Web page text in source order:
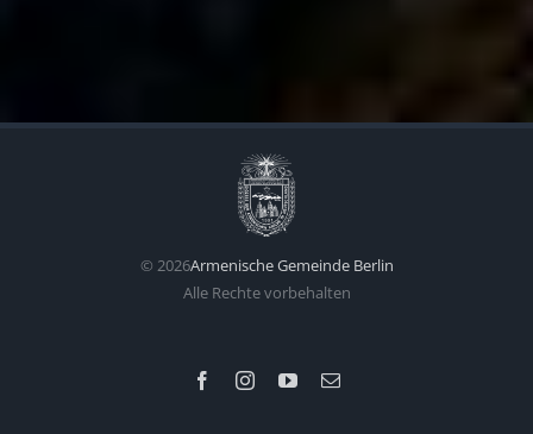
© 2026Armenische Gemeinde Berlin
Alle Rechte vorbehalten
FacebookInstagramYouTubeEmail